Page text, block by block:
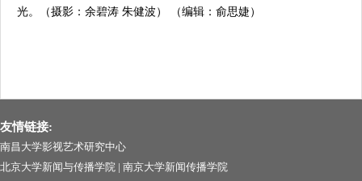
光。
（摄影：余碧涛 朱健波） （编辑：俞思婕）
友情链接:
南昌大学影视艺术研究中心
北京大学新闻与传播学院 | 南京大学新闻传播学院